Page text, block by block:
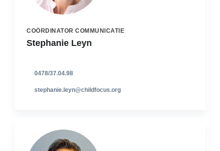
COÖRDINATOR COMMUNICATIE
Stephanie Leyn
0478/37.04.98
stephanie.leyn@childfocus.org